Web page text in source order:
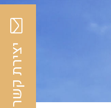
יצירת קשר